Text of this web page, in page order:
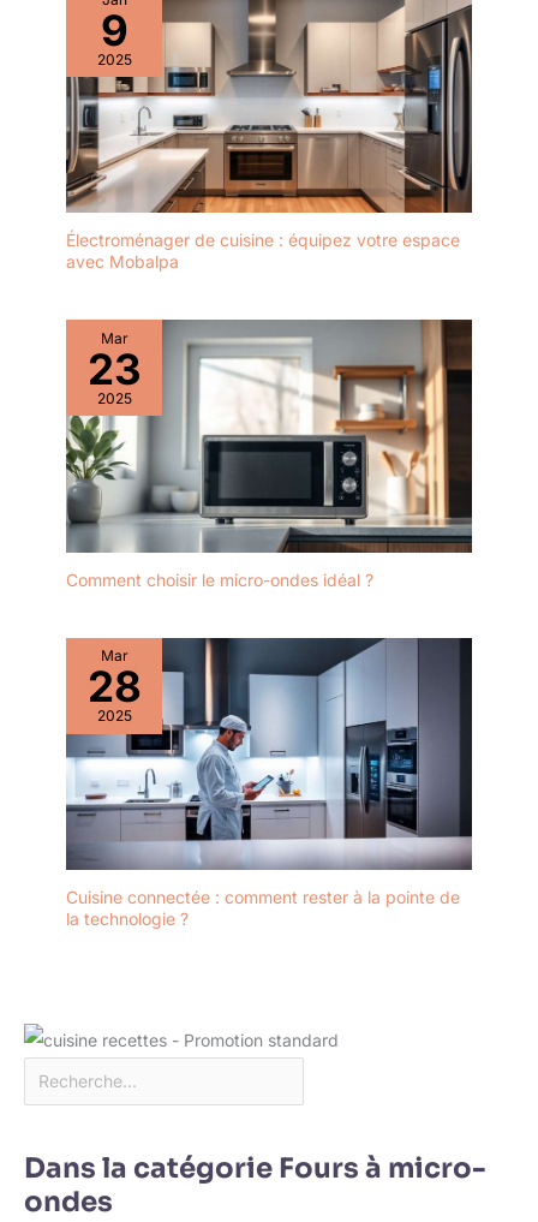
complication.
9
2025
Électroménager de cuisine : équipez votre espace
avec Mobalpa
Mar
23
2025
Comment choisir le micro-ondes idéal ?
Mar
28
2025
Cuisine connectée : comment rester à la pointe de
la technologie ?
Dans la catégorie Fours à micro-
ondes